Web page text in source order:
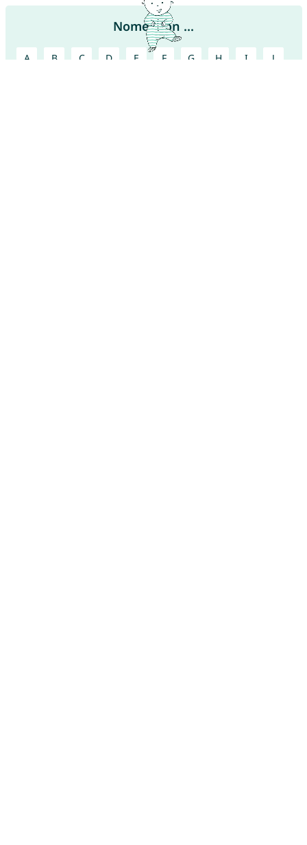
Nomes con ...
A B C D E F G H I J